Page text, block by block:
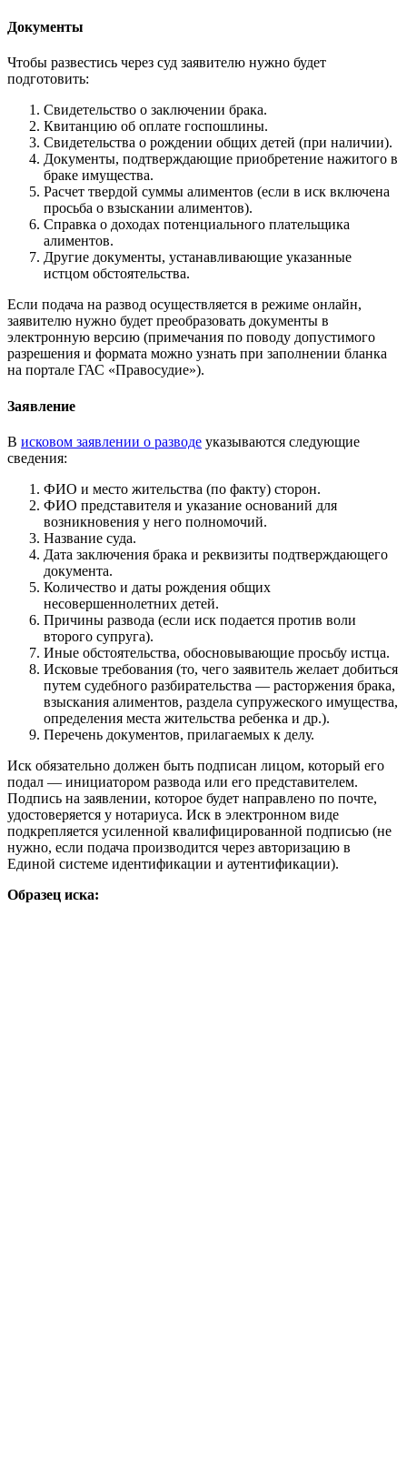
Документы
Чтобы развестись через суд заявителю нужно будет
подготовить:
Свидетельство о заключении брака.
Квитанцию об оплате госпошлины.
Свидетельства о рождении общих детей (при наличии).
Документы, подтверждающие приобретение нажитого в
браке имущества.
Расчет твердой суммы алиментов (если в иск включена
просьба о взыскании алиментов).
Справка о доходах потенциального плательщика
алиментов.
Другие документы, устанавливающие указанные
истцом обстоятельства.
Если подача на развод осуществляется в режиме онлайн,
заявителю нужно будет преобразовать документы в
электронную версию (примечания по поводу допустимого
разрешения и формата можно узнать при заполнении бланка
на портале ГАС «Правосудие»).
Заявление
В исковом заявлении о разводе указываются следующие
сведения:
ФИО и место жительства (по факту) сторон.
ФИО представителя и указание оснований для
возникновения у него полномочий.
Название суда.
Дата заключения брака и реквизиты подтверждающего
документа.
Количество и даты рождения общих
несовершеннолетних детей.
Причины развода (если иск подается против воли
второго супруга).
Иные обстоятельства, обосновывающие просьбу истца.
Исковые требования (то, чего заявитель желает добиться
путем судебного разбирательства — расторжения брака,
взыскания алиментов, раздела супружеского имущества,
определения места жительства ребенка и др.).
Перечень документов, прилагаемых к делу.
Иск обязательно должен быть подписан лицом, который его
подал — инициатором развода или его представителем.
Подпись на заявлении, которое будет направлено по почте,
удостоверяется у нотариуса. Иск в электронном виде
подкрепляется усиленной квалифицированной подписью (не
нужно, если подача производится через авторизацию в
Единой системе идентификации и аутентификации).
Образец иска: